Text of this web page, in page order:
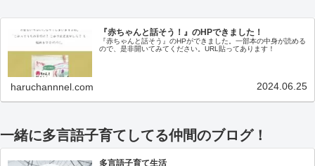
『赤ちゃんと話そう！』のHPできました！
『赤ちゃんと話そう』のHPができました。一部本の中身が読める
ので、是非開いてみてください。URL貼ってあります！
haruchannnel.com 2024.06.25
一緒に多言語子育てしてる仲間のブログ！
多言語子育て生活